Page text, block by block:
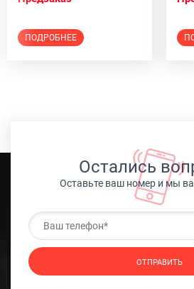
ПОДРОБНЕЕ
Остались
Оставьте ваш номер и мы